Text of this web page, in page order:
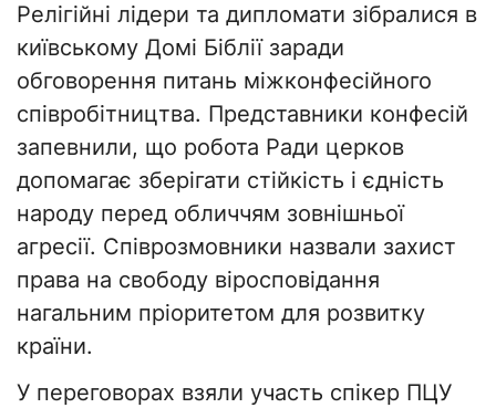
Релігійні лідери та дипломати зібралися в
київському Домі Біблії заради
обговорення питань міжконфесійного
співробітництва. Представники конфесій
запевнили, що робота Ради церков
допомагає зберігати стійкість і єдність
народу перед обличчям зовнішньої
агресії. Співрозмовники назвали захист
права на свободу віросповідання
нагальним пріоритетом для розвитку
країни.
У переговорах взяли участь спікер ПЦУ